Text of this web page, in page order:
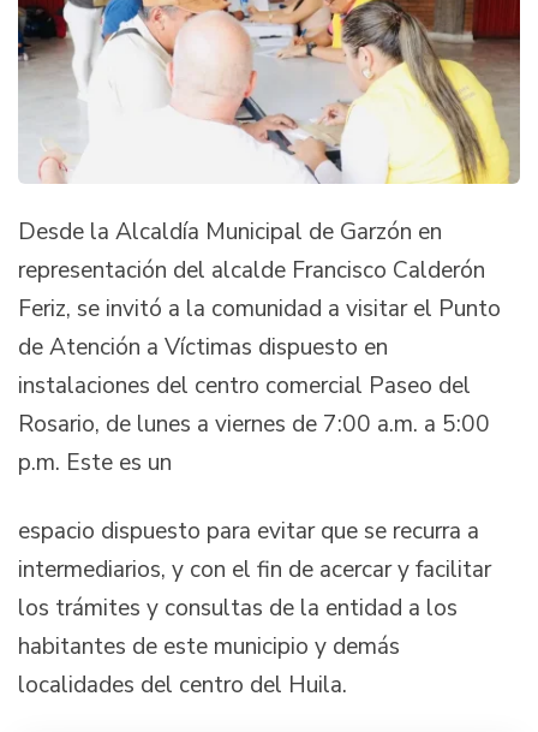
Desde la Alcaldía Municipal de Garzón en
representación del alcalde Francisco Calderón
Feriz, se invitó a la comunidad a visitar el Punto
de Atención a Víctimas dispuesto en
instalaciones del centro comercial Paseo del
Rosario, de lunes a viernes de 7:00 a.m. a 5:00
p.m. Este es un
espacio dispuesto para evitar que se recurra a
intermediarios, y con el fin de acercar y facilitar
los trámites y consultas de la entidad a los
habitantes de este municipio y demás
localidades del centro del Huila.